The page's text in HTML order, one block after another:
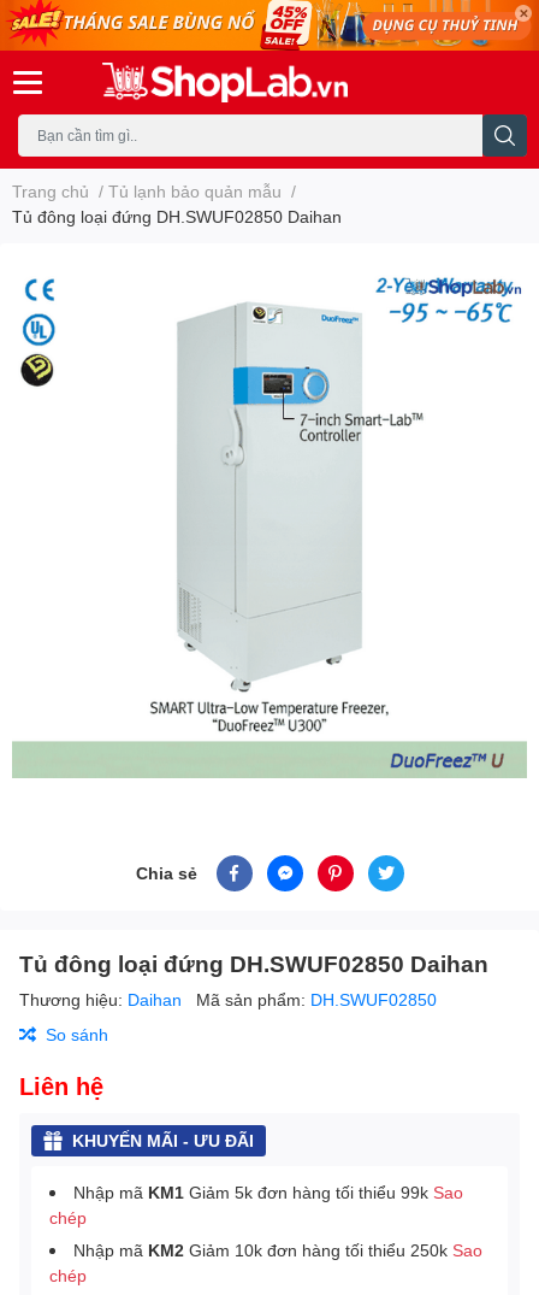
Trang chủ / Tủ lạnh bảo quản mẫu /
Tủ đông loại đứng DH.SWUF02850 Daihan
Chia sẻ
Tủ đông loại đứng DH.SWUF02850 Daihan
Thương hiệu: Daihan Mã sản phẩm: DH.SWUF02850
So sánh
Liên hệ
KHUYẾN MÃI - ƯU ĐÃI
Nhập mã KM1 Giảm 5k đơn hàng tối thiểu 99k Sao
chép
Nhập mã KM2 Giảm 10k đơn hàng tối thiểu 250k Sao
chép